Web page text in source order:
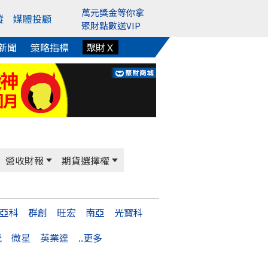
媒體投顧
萬元獎金等你拿
聚財點數送VIP
聞 策略指標 聚財Ｘ
營收財報 期貨選擇權
科 群創 旺宏 南亞
光寶科
微星 英業達 ..更多